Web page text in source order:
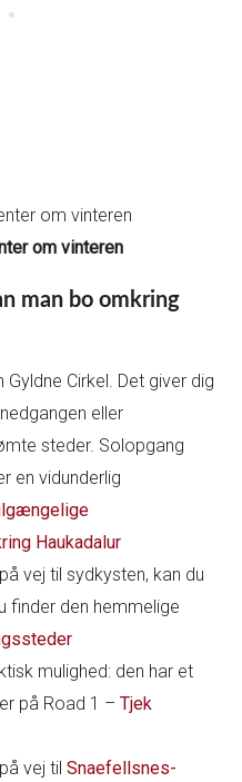
om vinteren
man bo omkring
Cirkel. Det giver dig
eller
steder. Solopgang
en vidunderlig
Haukadalur
vej til sydkysten, kan du
finder den hemmelige
mulighed: den har et
på Road 1 –Tjek
vej tilSnaefellsnes-